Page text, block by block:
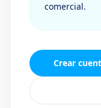
comercial.
Crear